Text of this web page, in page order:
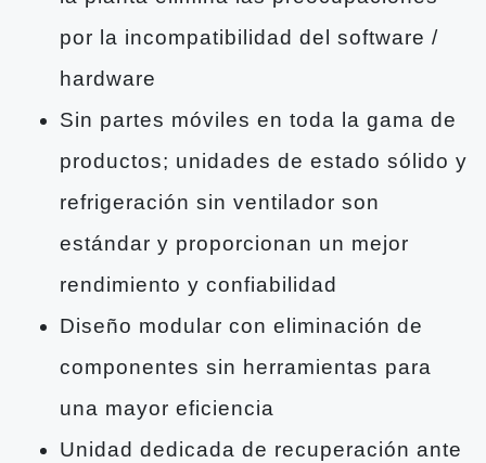
por la incompatibilidad del software /
hardware
Sin partes móviles en toda la gama de
productos; unidades de estado sólido y
refrigeración sin ventilador son
estándar y proporcionan un mejor
rendimiento y confiabilidad
Diseño modular con eliminación de
componentes sin herramientas para
una mayor eficiencia
Unidad dedicada de recuperación ante